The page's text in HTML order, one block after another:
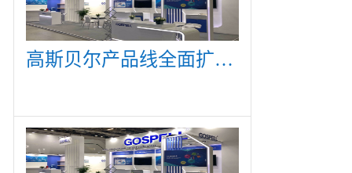
高斯贝尔产品线全面扩展，众多新产品亮相CommunicAsia 2019